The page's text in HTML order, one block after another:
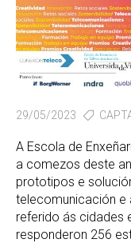
29/05/2023
A Escola de
a comezos deste
prototipos e
telecomunicación e
referido ás cidades
responderon 256